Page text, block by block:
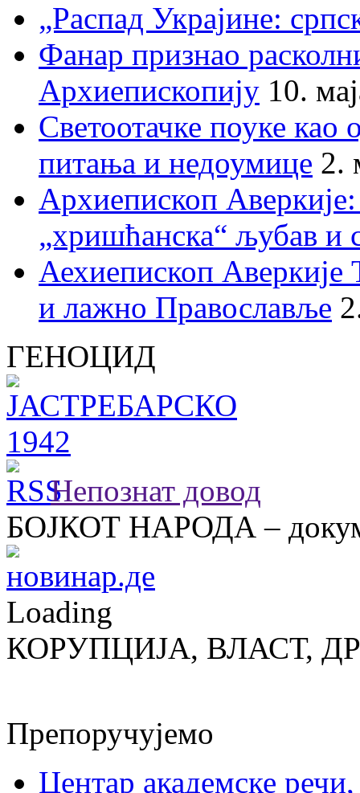
„Распад Украјине:
Фанар признао
Архиепископију 10.
Светоотачке поуке као
питања и недоумице 2.
Архиепископ
„хришћанска“ љубав и
Аехиепископ
и лажно Православље
ГЕНОЦИД
Непознат довод
БОЈКОТ НАРОДА –
Loading
КОРУПЦИЈА, ВЛАСТ,
Препоручујемо
Центар академске